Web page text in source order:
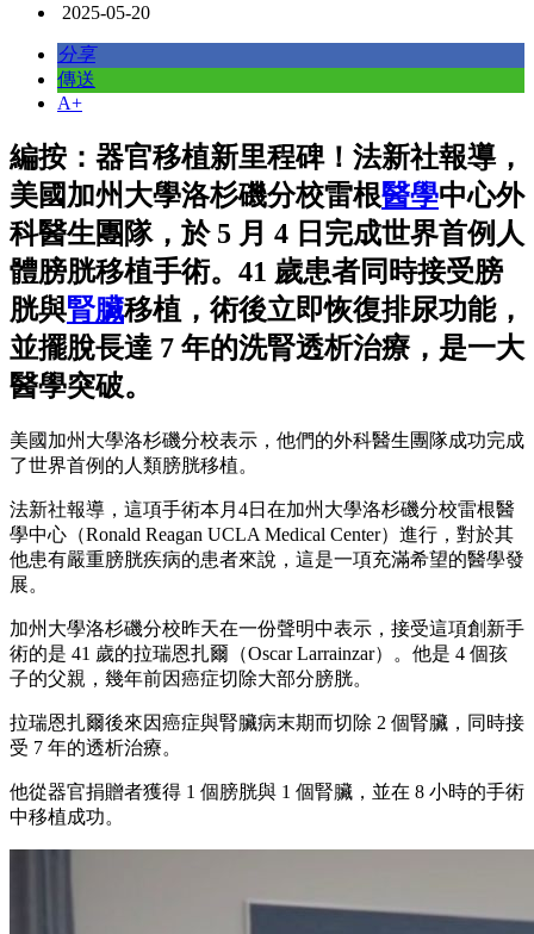
2025-05-20
分享
傳送
A+
編按：器官移植新里程碑！法新社報導，
美國加州大學洛杉磯分校雷根醫學中心外
科醫生團隊，於 5 月 4 日完成世界首例人
體膀胱移植手術。41 歲患者同時接受膀
胱與腎臟移植，術後立即恢復排尿功能，
並擺脫長達 7 年的洗腎透析治療，是一大
醫學突破。
美國加州大學洛杉磯分校表示，他們的外科醫生團隊成功完成
了世界首例的人類膀胱移植。
法新社報導，這項手術本月4日在加州大學洛杉磯分校雷根醫
學中心（Ronald Reagan UCLA Medical Center）進行，對於其
他患有嚴重膀胱疾病的患者來說，這是一項充滿希望的醫學發
展。
加州大學洛杉磯分校昨天在一份聲明中表示，接受這項創新手
術的是 41 歲的拉瑞恩扎爾（Oscar Larrainzar）。他是 4 個孩
子的父親，幾年前因癌症切除大部分膀胱。
拉瑞恩扎爾後來因癌症與腎臟病末期而切除 2 個腎臟，同時接
受 7 年的透析治療。
他從器官捐贈者獲得 1 個膀胱與 1 個腎臟，並在 8 小時的手術
中移植成功。